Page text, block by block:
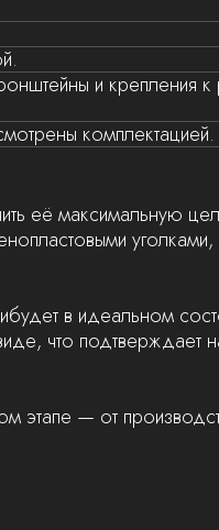
и крепления
комплектацией.
её максимальную
уголками,
в идеальном
что подтверждает
этапе — от